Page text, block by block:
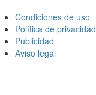
Condiciones de uso
Política de privacidad
Publicidad
Aviso legal